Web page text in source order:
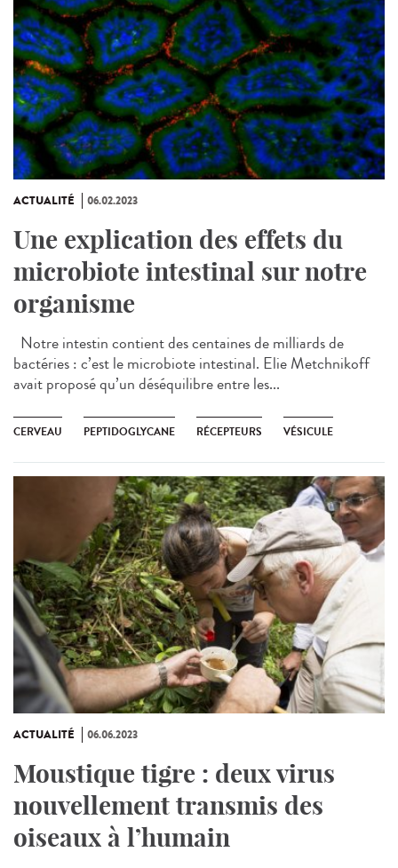
ACTUALITÉ 06.02.2023
Une explication des effets du
microbiote intestinal sur notre
organisme
Notre intestin contient des centaines de milliards de
bactéries : c’est le microbiote intestinal. Elie Metchnikoff
avait proposé qu’un déséquilibre entre les...
CERVEAU PEPTIDOGLYCANE RÉCEPTEURS VÉSICULE
ACTUALITÉ 06.06.2023
Moustique tigre : deux virus
nouvellement transmis des
oiseaux à l’humain